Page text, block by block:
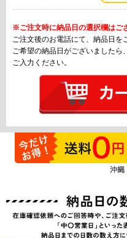
※ご注文時に納品日の選択欄はご
ご注文後のお電話にて、納品日を
ご希望の納品日がございましたら
ご入力ください。